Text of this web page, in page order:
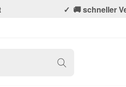
🚚 schneller